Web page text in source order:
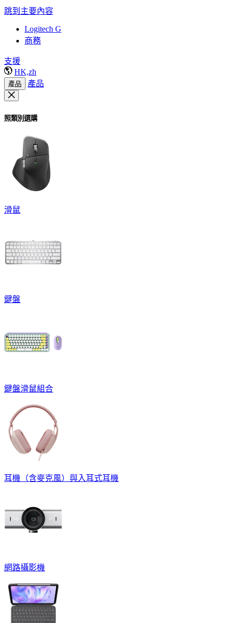
跳到主要內容
Logitech G
商務
支援
HK,zh
產品 產品
照類別選購
滑鼠
鍵盤
鍵盤滑鼠組合
耳機（含麥克風）與入耳式耳機
網路攝影機